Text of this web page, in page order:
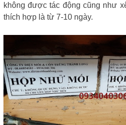
không được tác động cũng như
thích hợp là từ 7-10 ngày.